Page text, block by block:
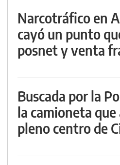
Narcotráfico en
cayó un punto
posnet y venta
Buscada por la
la camioneta que
pleno centro de